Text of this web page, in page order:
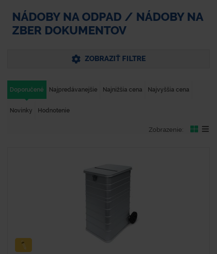
NÁDOBY NA ODPAD / NÁDOBY NA
ZBER DOKUMENTOV
ZOBRAZIŤ FILTRE
Doporučené Najpredávanejšie Najnižšia cena Najvyššia cena
Novinky Hodnotenie
Zobrazenie: